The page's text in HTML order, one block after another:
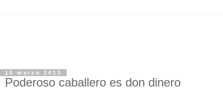
16 marzo 2013
Poderoso caballero es don dinero